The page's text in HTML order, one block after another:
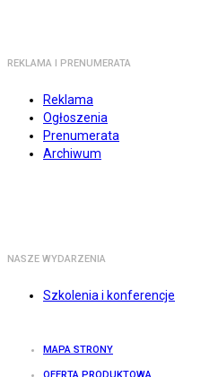
REKLAMA I PRENUMERATA
Reklama
Ogłoszenia
Prenumerata
Archiwum
NASZE WYDARZENIA
Szkolenia i konferencje
MAPA STRONY